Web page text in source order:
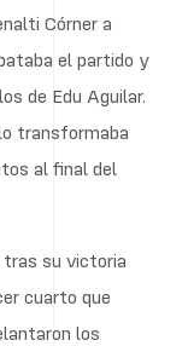
Córner a
el partido y
de Edu Aguilar.
transformaba
al final del
su victoria
cuarto que
los